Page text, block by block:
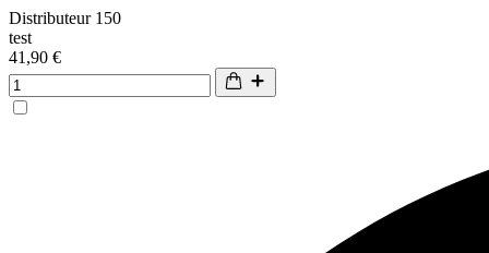
Distributeur 150
test
41,90 €